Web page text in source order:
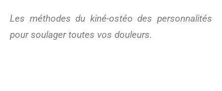
Les méthodes du kiné-ostéo des personnalités
pour soulager toutes vos douleurs.